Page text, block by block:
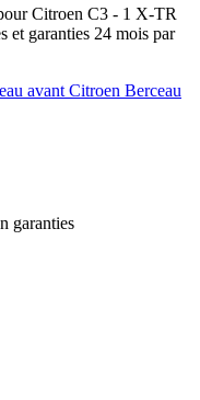
Citroen C3 - 1 X-TR
et garanties 24 mois par
avant Citroen Berceau
garanties